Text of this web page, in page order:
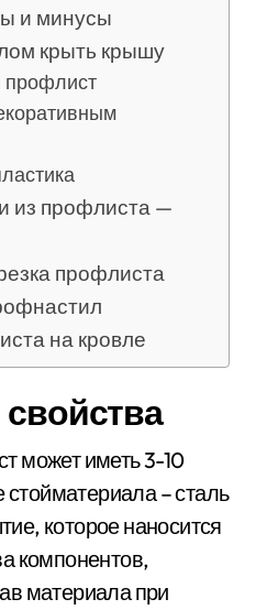
и минусы
крыть крышу
профлист
из профлиста —
профлиста
на кровле
может иметь 3-10
– сталь
которое наносится
компонентов,
материала при